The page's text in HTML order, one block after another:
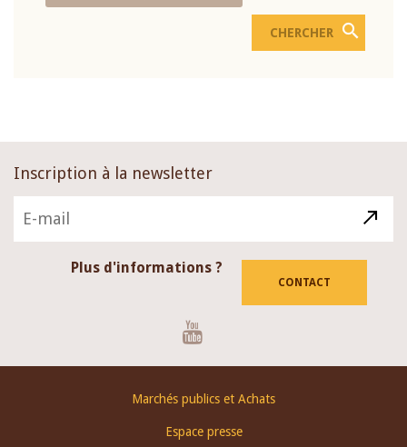
Inscription à la newsletter
Plus d'informations ?
CONTACT
Marchés publics et Achats
Espace presse